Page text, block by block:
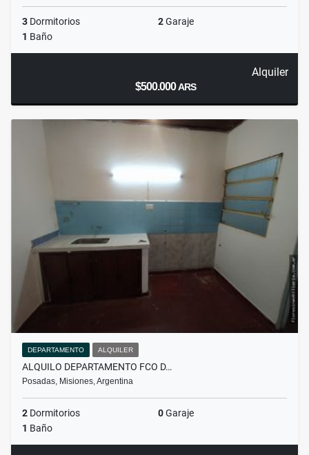
3 Dormitorios 2Garaje
1 Baño
Alquiler
$500.000ARS
DEPARTAMENTO ALQUILER
ALQUILO DEPARTAMENTO FCO D…
Posadas, Misiones, Argentina
2 Dormitorios 0Garaje
1 Baño